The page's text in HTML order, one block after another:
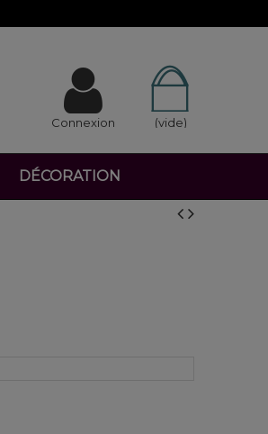
(vide)
Connexion
DÉCORATION